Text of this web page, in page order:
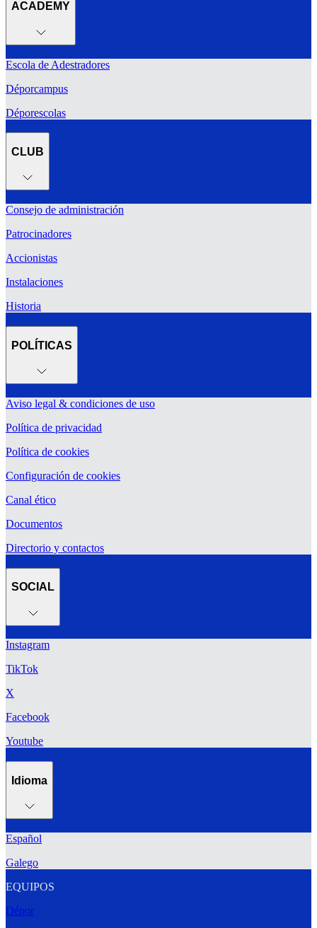
ACADEMY
Escola de Adestradores
Déporcampus
Déporescolas
CLUB
Consejo de administración
Patrocinadores
Accionistas
Instalaciones
Historia
POLÍTICAS
Aviso legal & condiciones de uso
Política de privacidad
Política de cookies
Configuración de cookies
Canal ético
Documentos
Directorio y contactos
SOCIAL
Instagram
TikTok
X
Facebook
Youtube
Idioma
Español
Galego
EQUIPOS
Dépor